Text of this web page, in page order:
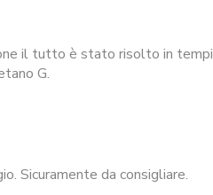
il tutto è stato risolto in tempi
G.
Sicuramente da consigliare.